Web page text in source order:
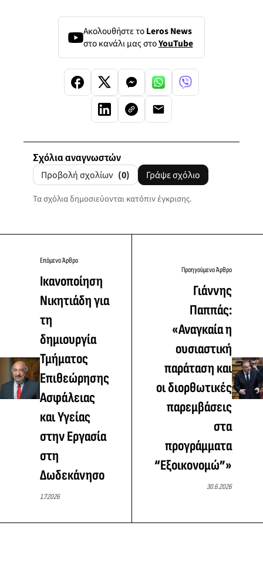
Ακολουθήστε τοLeros News
στο κανάλι μας στοYouTube
Σχόλια αναγνωστών
Προβολή σχολίων (0) Γράψε σχόλιο
Τα σχόλια δημοσιεύονται κατόπιν έγκρισης.
Επόμενο Άρθρο
Ικανοποίηση
Νικητιάδη για
τη
δημιουργία
Τμήματος
Επιθεώρησης
Ασφάλειας
και Υγείας
στην Εργασία
στη
Δωδεκάνησο
1.7.2026
Προηγούμενο Άρθρο
Γιάννης
Παππάς:
«Αναγκαία η
ουσιαστική
παράταση και
οι διορθωτικές
παρεμβάσεις
στα
προγράμματα
“Εξοικονομώ”»
30.6.2026